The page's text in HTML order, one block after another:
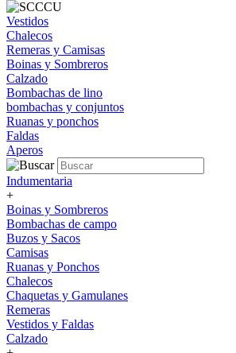
Vestidos
Chalecos
Remeras y Camisas
Boinas y Sombreros
Calzado
Bombachas de lino
bombachas y conjuntos
Ruanas y ponchos
Faldas
Aperos
Indumentaria
+
Boinas y Sombreros
Bombachas de campo
Buzos y Sacos
Camisas
Ruanas y Ponchos
Chalecos
Chaquetas y Gamulanes
Remeras
Vestidos y Faldas
Calzado